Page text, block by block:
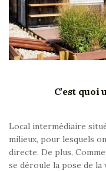
C’est quoi
Local intermédiaire
milieux, pour lesquels
directe. De plus,
se déroule la pose de